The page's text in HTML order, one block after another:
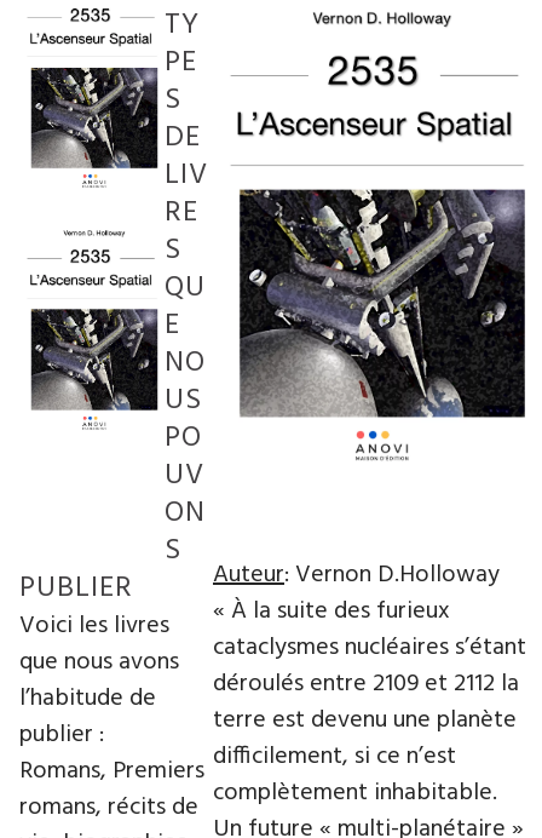
Auteur: Vernon D.Holloway
« À la suite des furieux
cataclysmes nucléaires s’étant
déroulés entre 2109 et 2112 la
terre est devenu une planète
difficilement, si ce n’est
complètement inhabitable.
Un future « multi-planétaire »
TY
PE
S
DE
LIV
RE
S
QU
E
NO
US
PO
UV
ON
S
PUBLIER
Voici les livres
que nous avons
l’habitude de
publier :
Romans, Premiers
romans, récits de